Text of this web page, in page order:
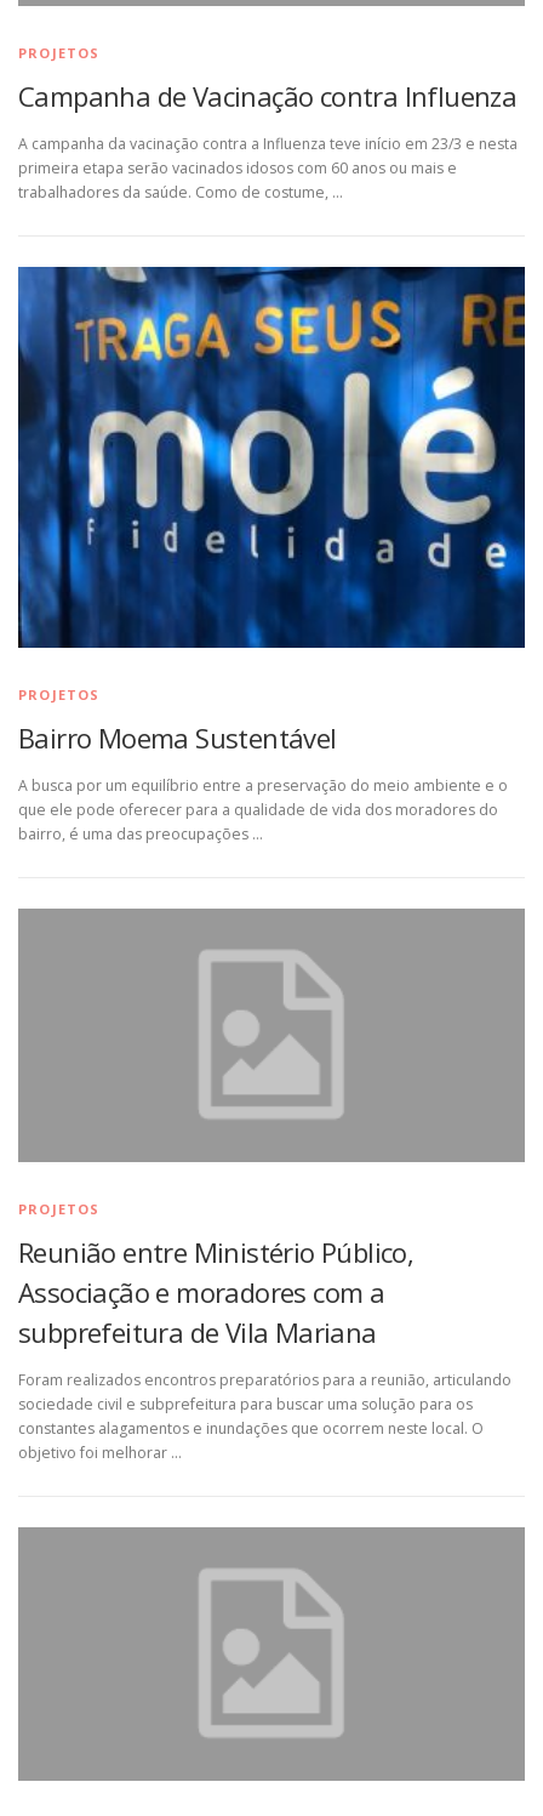
PROJETOS
Campanha de Vacinação contra Influenza
A campanha da vacinação contra a Influenza teve início em 23/3 e nesta
primeira etapa serão vacinados idosos com 60 anos ou mais e
trabalhadores da saúde. Como de costume, …
PROJETOS
Bairro Moema Sustentável
A busca por um equilíbrio entre a preservação do meio ambiente e o
que ele pode oferecer para a qualidade de vida dos moradores do
bairro, é uma das preocupações …
PROJETOS
Reunião entre Ministério Público,
Associação e moradores com a
subprefeitura de Vila Mariana
Foram realizados encontros preparatórios para a reunião, articulando
sociedade civil e subprefeitura para buscar uma solução para os
constantes alagamentos e inundações que ocorrem neste local. O
objetivo foi melhorar …